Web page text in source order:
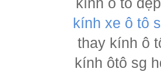
kính ô tô
kính xe ô tô
thay kính ô
kính ôtô sg